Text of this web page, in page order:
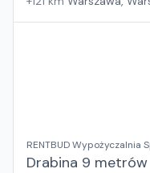
RENTBUD Wypożyczalnia
Elektronarzędzi
Drabina 9 metrów